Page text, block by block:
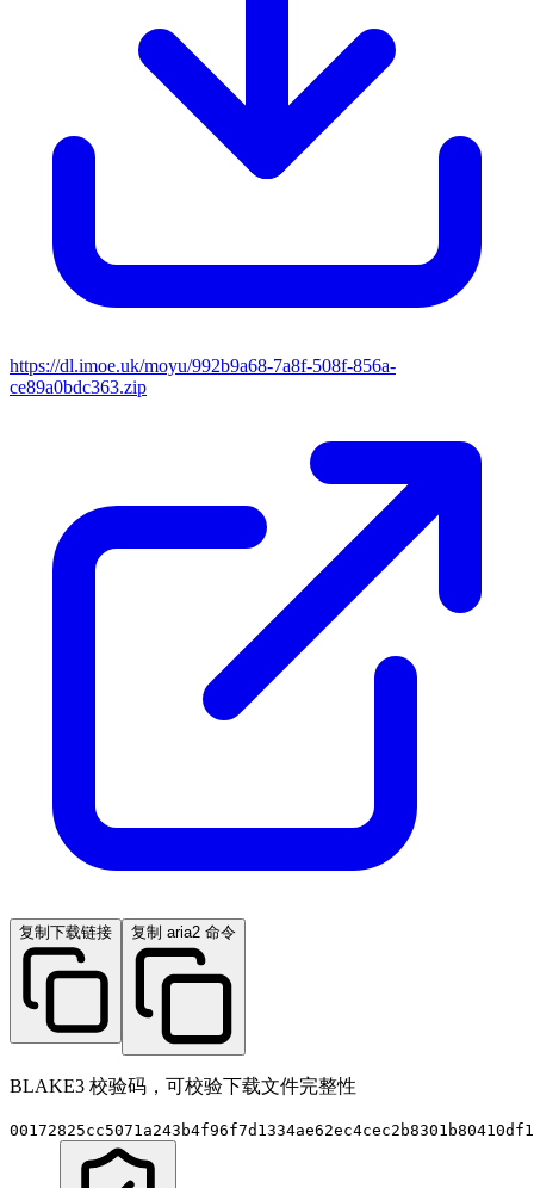
https://dl.imoe.uk/moyu/992b9a68-7a8f-508f-856a-
ce89a0bdc363.zip
复制下载链接 复制 aria2 命令
BLAKE3 校验码，可校验下载文件完整性